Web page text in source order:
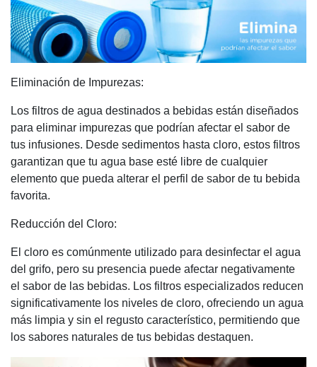
Eliminación de Impurezas:
Los filtros de agua destinados a bebidas están diseñados
para eliminar impurezas que podrían afectar el sabor de
tus infusiones. Desde sedimentos hasta cloro, estos filtros
garantizan que tu agua base esté libre de cualquier
elemento que pueda alterar el perfil de sabor de tu bebida
favorita.
Reducción del Cloro:
El cloro es comúnmente utilizado para desinfectar el agua
del grifo, pero su presencia puede afectar negativamente
el sabor de las bebidas. Los filtros especializados reducen
significativamente los niveles de cloro, ofreciendo un agua
más limpia y sin el regusto característico, permitiendo que
los sabores naturales de tus bebidas destaquen.